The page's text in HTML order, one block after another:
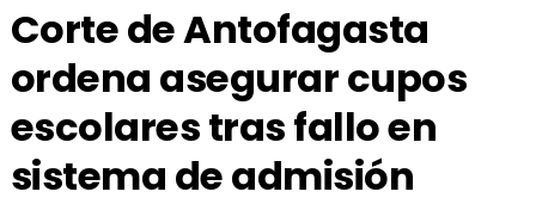
Corte de Antofagasta
ordena asegurar cupos
escolares tras fallo en
sistema de admisión